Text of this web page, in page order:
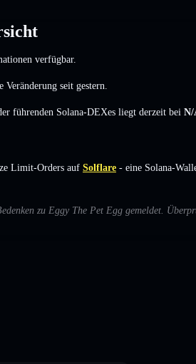
verfügbar.
Veränderung seit gestern.
führenden Solana-DEXes liegt derzeit bei N/
Limit-Orders auf Solflare - eine Solana-
zu Eggy The Pet Egg gemeldet.